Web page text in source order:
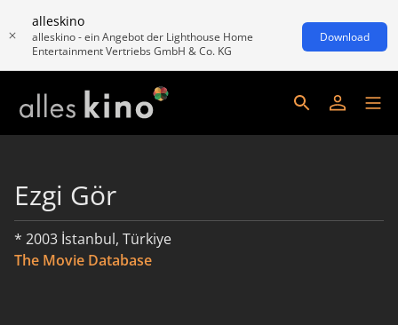
alleskino
alleskino - ein Angebot der Lighthouse Home
Entertainment Vertriebs GmbH & Co. KG
Download
Ezgi Gör
* 2003 İstanbul, Türkiye
The Movie Database